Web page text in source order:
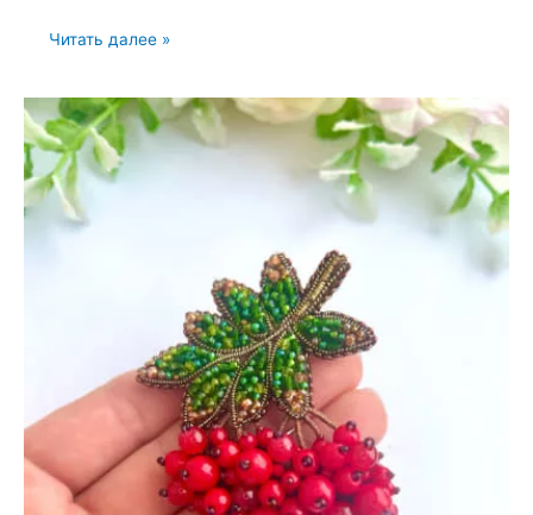
Броши:
Инициалы
—
1
октября
2025
Читать далее »